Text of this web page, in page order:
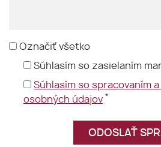
Označiť všetko
Súhlasím so zasielaním
Súhlasím so spracovaním
osobných údajov *